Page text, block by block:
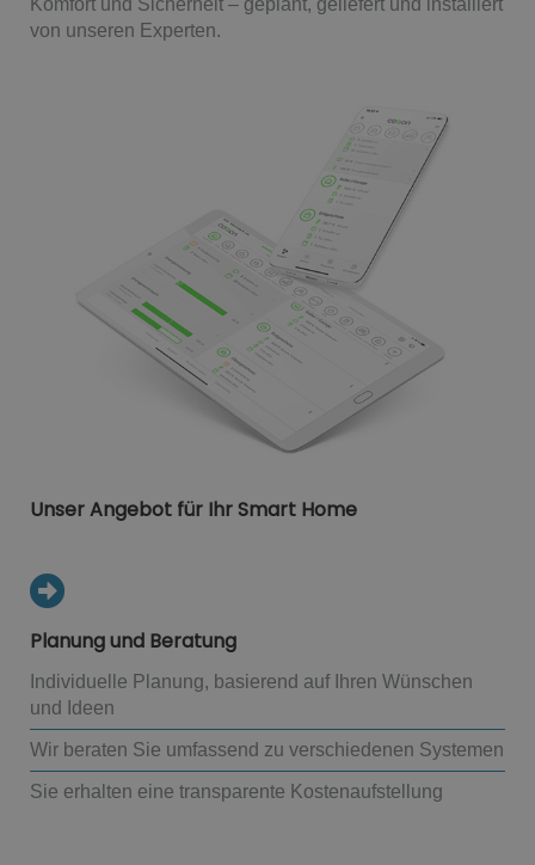
Komfort und Sicherheit – geplant, geliefert und installiert
von unseren Experten.
Unser Angebot für Ihr Smart Home
Planung und Beratung
Individuelle Planung, basierend auf Ihren Wünschen
und Ideen
Wir beraten Sie umfassend zu verschiedenen Systemen
Sie erhalten eine transparente Kostenaufstellung